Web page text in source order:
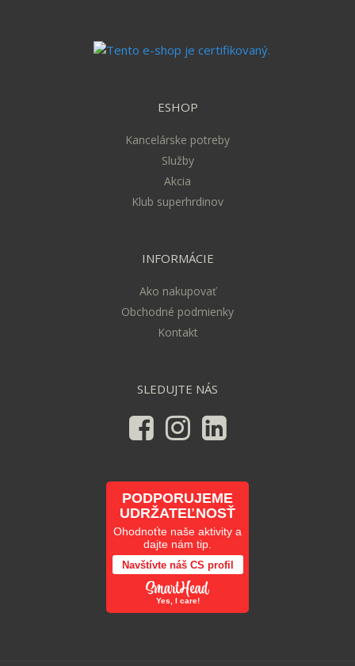
ESHOP
Kancelárske potreby
Služby
Akcia
Klub superhrdinov
INFORMÁCIE
Ako nakupovať
Obchodné podmienky
Kontakt
SLEDUJTE NÁS
PODPORUJEME
UDRŽATEĽNOSŤ
Ohodnoťte naše aktivity a
dajte nám tip.
Navštívte náš CS profil
Yes, I care!